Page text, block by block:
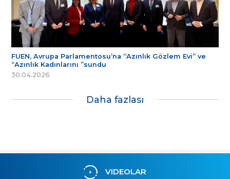
FUEN, Avrupa Parlamentosu’na “Azınlık Gözlem Evi” ve
“Azınlık Kadınlarını ”sundu
30.04.2026
Daha fazlası
VIDEOLAR